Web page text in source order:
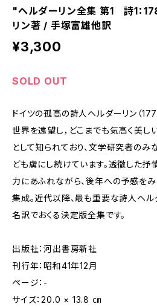
"ヘルダーリン全集 第1 詩1：
リン著 / 手塚富雄他訳
¥3,300
SOLD OUT
ドイツの孤高の詩人ヘルダーリン（
世界を遠望し，どこまでも気高く美し
として知られており、文学研究者のみ
ども虜にし続けています。透徹した抒
力にあふれながら、後年への予感を
集成。近代以降、最も重要な詩人ヘ
名訳でおくる決定版全集です。
出版社：河出書房新社
刊行年：昭和41年12月
ページ：-
サイズ：20.0 × 13.8 ㎝